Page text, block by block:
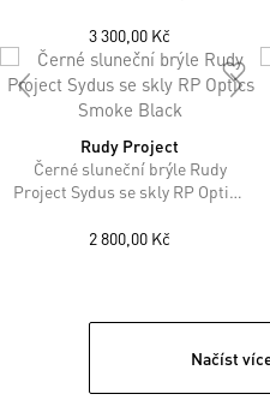
3 300,00 Kč
Rudy Project
Černé sluneční brýle Rudy
Project Sydus se skly RP Optics
2 800,00 Kč
Načíst